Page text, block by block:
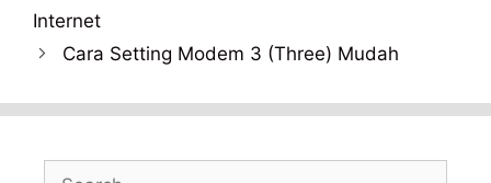
Internet
Cara Setting Modem 3 (Three) Mudah